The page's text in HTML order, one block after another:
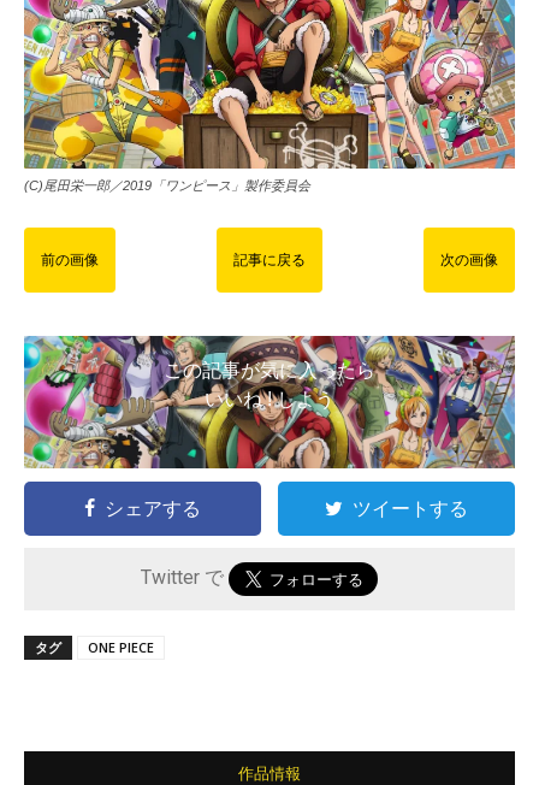
(C)尾田栄一郎／2019「ワンピース」製作委員会
前の画像 記事に戻る 次の画像
この記事が気に入ったら
いいね ! しよう
シェアする ツイートする
Twitter で
タグ ONE PIECE
作品情報